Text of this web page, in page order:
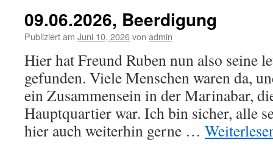
09.06.2026, Beerdigung
Publiziert am Juni 10, 2026von admin
Hier hat Freund Ruben nun also seine
gefunden. Viele Menschen waren da,
ein Zusammensein in der Marinabar,
Hauptquartier war. Ich bin sicher, alle
hier auch weiterhin gerne …